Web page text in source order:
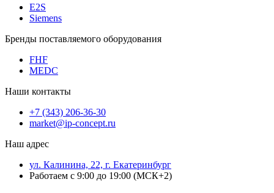
E2S
Siemens
Бренды поставляемого оборудования
FHF
MEDC
Наши контакты
+7 (343) 206-36-30
market@ip-concept.ru
Наш адрес
ул. Калинина, 22, г. Екатеринбург
Работаем с 9:00 до 19:00 (МСК+2)